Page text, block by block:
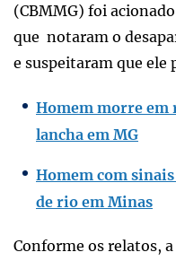
(CBMMG) foi
que notaram o
e suspeitaram que ele
Homem morre em
lancha em MG
Homem com
de rio em Minas
Conforme os relatos,